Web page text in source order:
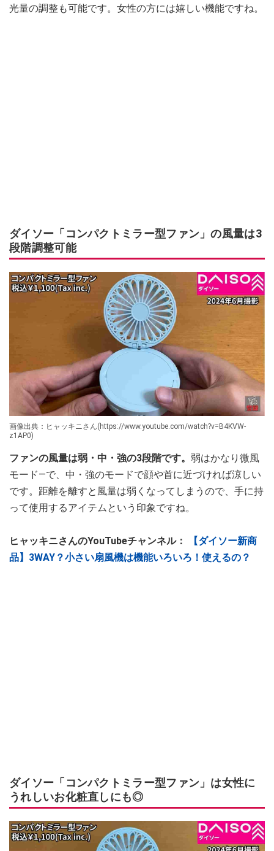
光量の調整も可能です。女性の方には嬉しい機能ですね。
ダイソー「コンパクトミラー型ファン」の風量は3
段階調整可能
画像出典：ヒャッキニさん(https://www.youtube.com/watch?v=B4KVW-
z1AP0)
ファンの風量は弱・中・強の3段階です。 弱はかなり微風
モード―で、中・強のモードで顔や首に近づければ涼しい
です。距離を離すと風量は弱くなってしまうので、手に持
って使用するアイテムという印象ですね。
ヒャッキニさんのYouTubeチャンネル：
【ダイソー新商
品】3WAY？小さい扇風機は機能いろいろ！使えるの？
ダイソー「コンパクトミラー型ファン」は女性に
うれしいお化粧直しにも◎